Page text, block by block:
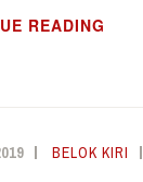
READING
BELOK KIRI